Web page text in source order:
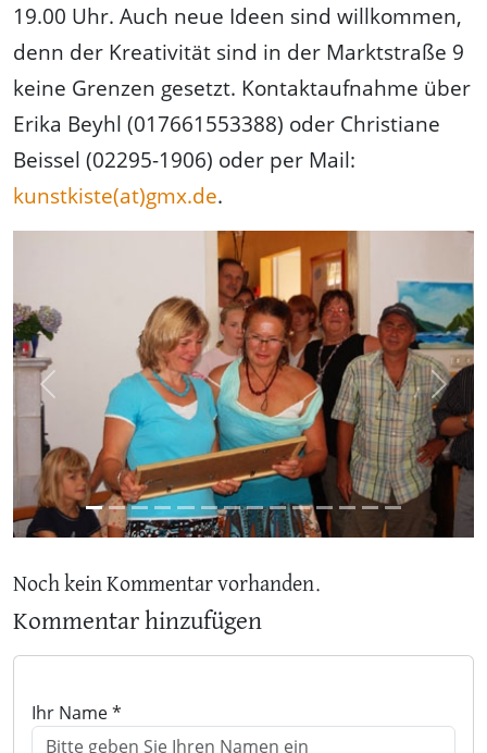
19.00 Uhr. Auch neue Ideen sind willkommen,
denn der Kreativität sind in der Marktstraße 9
keine Grenzen gesetzt. Kontaktaufnahme über
Erika Beyhl (017661553388) oder Christiane
Beissel (02295-1906) oder per Mail:
kunstkiste(at)gmx.de.
Previous Next
Noch kein Kommentar vorhanden.
Kommentar hinzufügen
Ihr Name *